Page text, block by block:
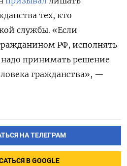
тех, кто
службы. «Если
РФ, исполнять
принимать решение
гражданства», —
НА ТЕЛЕГРАМ
В GOOGLE